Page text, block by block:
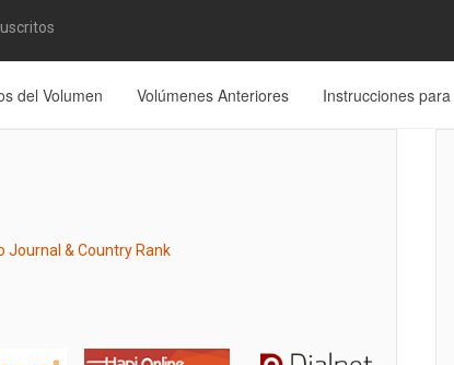
del Volumen Volúmenes Anteriores Instrucciones